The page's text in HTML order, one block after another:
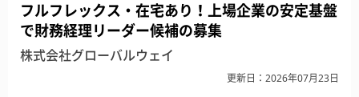
フルフレックス・在宅あり！上場企業の安定基盤
で財務経理リーダー候補の募集
株式会社グローバルウェイ
更新日：2026年07月23日